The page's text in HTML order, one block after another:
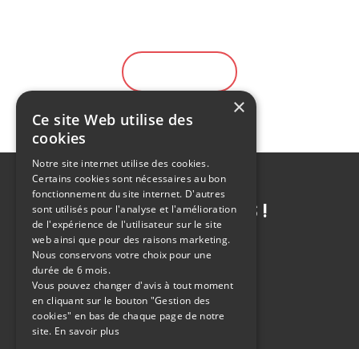
CONTACTEZ-NOUS !
POSER UNE QUESTION
×
Ce site Web utilise des
cookies
Notre site internet utilise des cookies.
Certains cookies sont nécessaires au bon
fonctionnement du site internet. D'autres
sont utilisés pour l'analyse et l'amélioration
de l'expérience de l'utilisateur sur le site
web ainsi que pour des raisons marketing.
Nous conservons votre choix pour une
durée de 6 mois.
Vous pouvez changer d'avis à tout moment
en cliquant sur le bouton "Gestion des
cookies" en bas de chaque page de notre
site. En savoir plus